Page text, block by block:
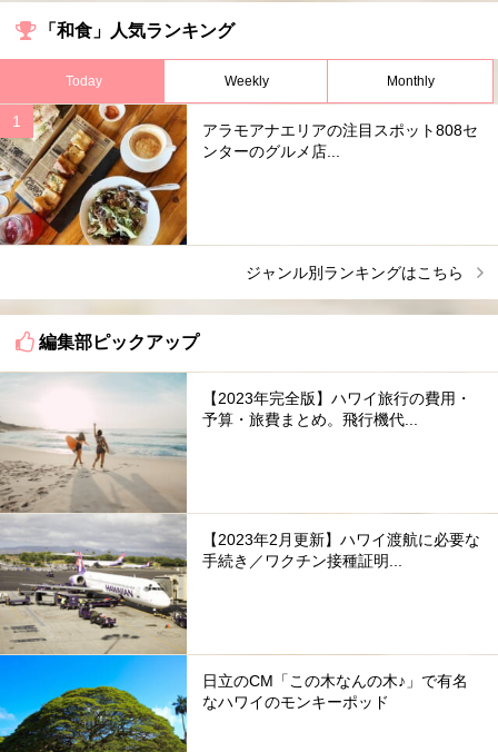
「和食」人気ランキング
Today Weekly Monthly
アラモアナエリアの注目スポット808セ
ンターのグルメ店...
ジャンル別ランキングはこちら
編集部ピックアップ
【2023年完全版】ハワイ旅行の費用・
予算・旅費まとめ。飛行機代...
【2023年2月更新】ハワイ渡航に必要な
手続き／ワクチン接種証明...
日立のCM「この木なんの木♪」で有名
なハワイのモンキーポッド